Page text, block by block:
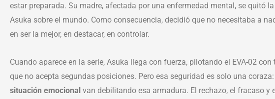
estar preparada. Su madre, afectada por una enfermedad mental, se quitó
Asuka sobre el mundo. Como consecuencia, decidió que no necesitaba a
en ser la mejor, en destacar, en controlar.
Cuando aparece en la serie, Asuka llega con fuerza, pilotando el EVA-02
que no acepta segundas posiciones. Pero esa seguridad es solo una
situación emocional van debilitando esa armadura. El rechazo, el fracaso